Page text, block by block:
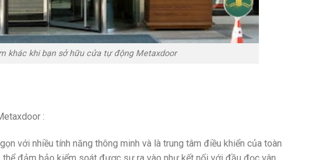
khác khi bạn sở hữu cửa tự động Metaxdoor
:
với nhiều tính năng thông minh và là trung tâm điều khiển của toàn
đảm bảo kiểm soát được sự ra vào như kết nối với đầu đọc vân